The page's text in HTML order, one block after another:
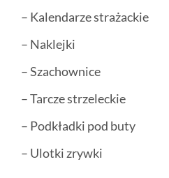
– Kalendarze strażackie
– Naklejki
– Szachownice
– Tarcze strzeleckie
– Podkładki pod buty
– Ulotki zrywki